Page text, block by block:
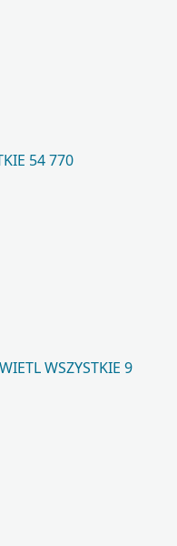
54 770
WSZYSTKIE 9